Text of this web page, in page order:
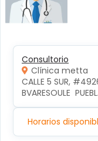
Consultorio
Clínica metta
CALLE 5 SUR,
BVARESOULE
Horarios